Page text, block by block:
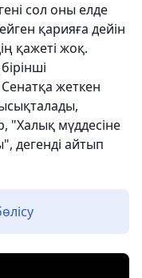
сол оны елде
қарияға дейін
қажеті жоқ.
жеткен
"Халық мүддесіне
дегенді айтып